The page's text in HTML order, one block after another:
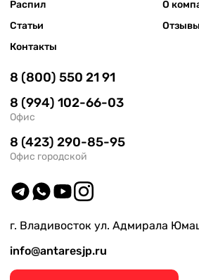
Распил
О
Статьи
Отзывы
Контакты
8 (800) 550 21 91
8 (994) 102-66-03
Офис
8 (423) 290-85-95
Офис городской
г. Владивосток ул. Адмирала
info@antaresjp.ru